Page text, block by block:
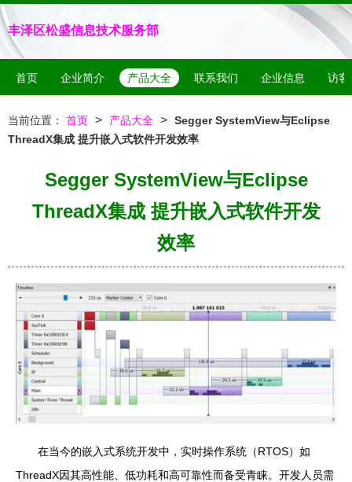
丰泽区松盛信息技术服务部
首页 企业简介 产品大全 联系我们 企业信息 访客
当前位置： 首页 > 产品大全 > Segger SystemView与Eclipse
ThreadX集成 提升嵌入式软件开发效率
Segger SystemView与Eclipse
ThreadX集成 提升嵌入式软件开发
效率
在当今的嵌入式系统开发中，实时操作系统（RTOS）如
ThreadX因其高性能、低功耗和高可靠性而备受青睐。开发人员需